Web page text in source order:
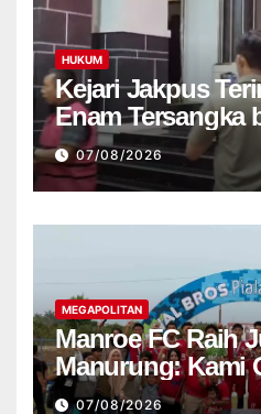
HUKUM
Kejari Jakpus
Enam Tersangka
Bukti Terkait
Kelola Pertamina
07/08/2026
MEGAPOLITAN
Manroe FC Raih
Manurung: Kami
Nasional
07/08/2026